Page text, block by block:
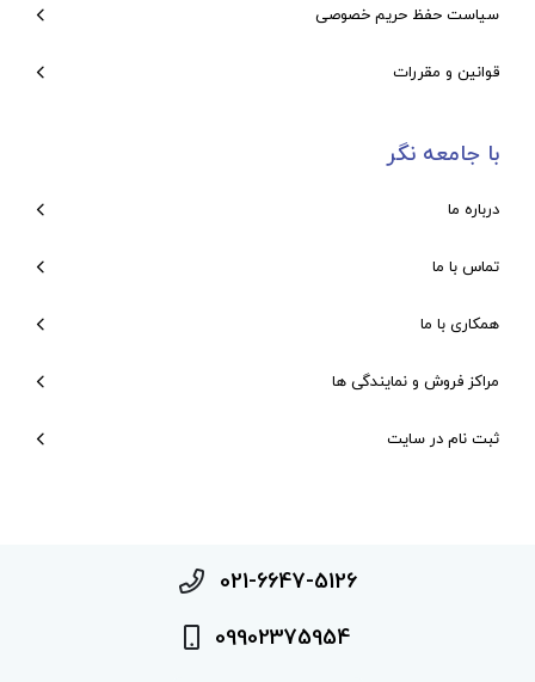
سیاست حفظ حریم خصوصی
قوانین و مقررات
با جامعه نگر
درباره ما
تماس با ما
همکاری با ما
مراکز فروش و نمایندگی ها
ثبت نام در سایت
021-6647-5126
09902375954